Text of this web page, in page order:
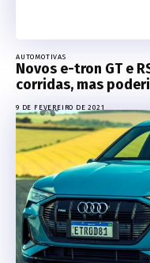
AUTOMOTIVAS
Novos e-tron GT e
corridas, mas
9 DE FEVEREIRO DE 2021